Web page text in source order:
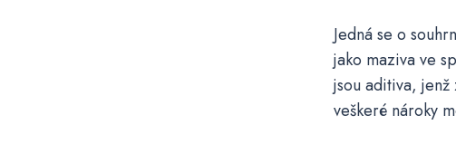
Jedná se o
jako maziva ve
jsou aditiva, jenž
veškeré nároky